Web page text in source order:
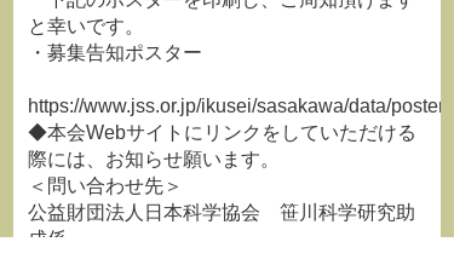
と幸いです。
・募集告知ポスター
https://www.jss.or.jp/ikusei/sasakawa/data/
◆本会Webサイトにリンクをしていただける
際には、お知らせ願います。
＜問い合わせ先＞
公益財団法人日本科学協会 笹川科学研究助
成係